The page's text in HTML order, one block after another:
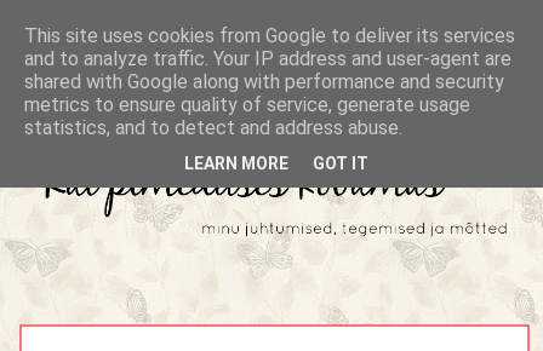
This site uses cookies from Google to deliver its services
and to analyze traffic. Your IP address and user-agent are
shared with Google along with performance and security
metrics to ensure quality of service, generate usage
statistics, and to detect and address abuse.
LEARN MORE GOT IT